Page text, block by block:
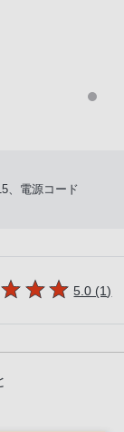
、電源コード
5つの星
5.0 (1件
)